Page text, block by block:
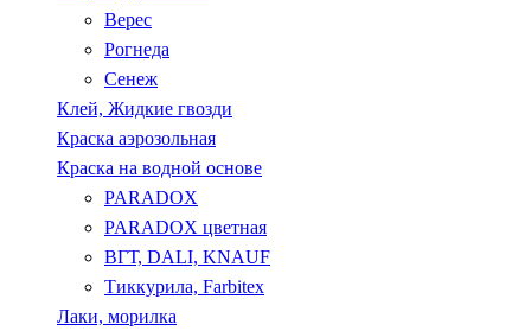
Верес
Рогнеда
Сенеж
Клей, Жидкие гвозди
Краска аэрозольная
Краска на водной основе
PARADOX
PARADOX цветная
ВГТ, DALI, KNAUF
Тиккурила, Farbitex
Лаки, морилка